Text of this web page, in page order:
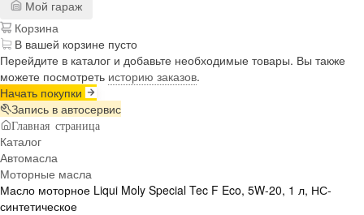
Мой гараж
Корзина
В вашей корзине пусто
Перейдите в каталог и добавьте необходимые товары. Вы также
можете посмотреть историю заказов.
Начать покупки
Запись в автосервис
Главная страница
Каталог
Автомасла
Моторные масла
Масло моторное Liqui Moly Special Tec F Eco, 5W-20, 1 л, НС-
синтетическое